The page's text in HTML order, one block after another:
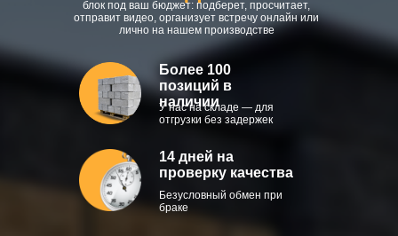
блок под ваш бюджет: подберет, просчитает,
отправит видео, организует встречу онлайн или
лично на нашем производстве
Более 100
позиций в
наличии
У нас на складе — для
отгрузки без задержек
14 дней на
проверку качества
Безусловный обмен при
браке